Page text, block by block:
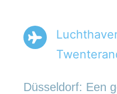
Düsseldorf: Een